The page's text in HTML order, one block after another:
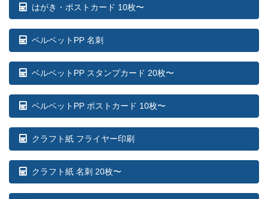
はがき・ポストカード 10枚〜
ベルベットPP 名刺
ベルベットPP スタンプカード 20枚〜
ベルベットPP ポストカード 10枚〜
クラフト紙 フライヤー印刷
クラフト紙 名刺 20枚〜